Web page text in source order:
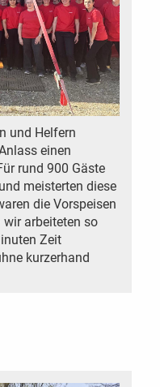
und Helfern
einen
rund 900 Gäste
meisterten diese
die Vorspeisen
arbeiteten so
Zeit
kurzerhand